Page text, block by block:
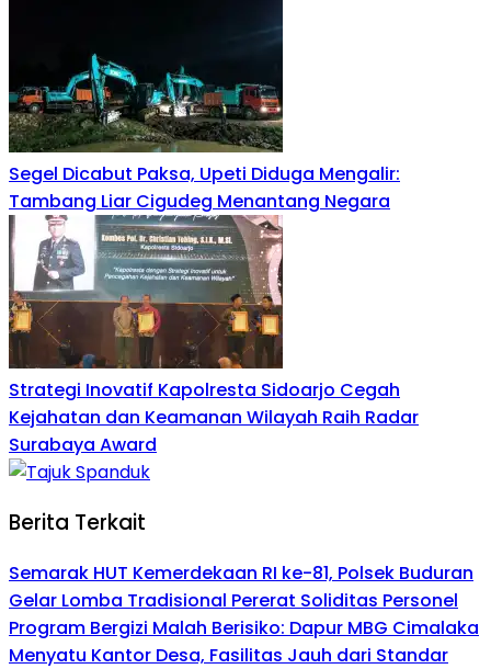
Segel Dicabut Paksa, Upeti Diduga Mengalir:
Tambang Liar Cigudeg Menantang Negara
Strategi Inovatif Kapolresta Sidoarjo Cegah
Kejahatan dan Keamanan Wilayah Raih Radar
Surabaya Award
Berita Terkait
Semarak HUT Kemerdekaan RI ke-81, Polsek Buduran
Gelar Lomba Tradisional Pererat Soliditas Personel
Program Bergizi Malah Berisiko: Dapur MBG Cimalaka
Menyatu Kantor Desa, Fasilitas Jauh dari Standar